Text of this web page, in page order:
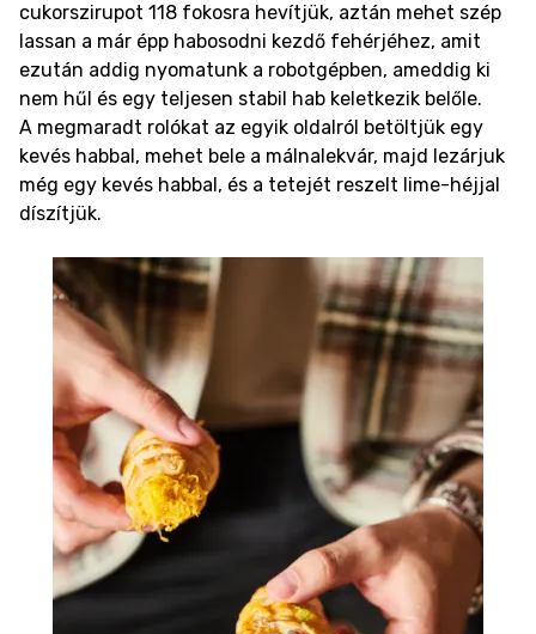
cukorszirupot 118 fokosra hevítjük, aztán mehet szép
lassan a már épp habosodni kezdő fehérjéhez, amit
ezután addig nyomatunk a robotgépben, ameddig ki
nem hűl és egy teljesen stabil hab keletkezik belőle.
A megmaradt rolókat az egyik oldalról betöltjük egy
kevés habbal, mehet bele a málnalekvár, majd lezárjuk
még egy kevés habbal, és a tetejét reszelt lime-héjjal
díszítjük.